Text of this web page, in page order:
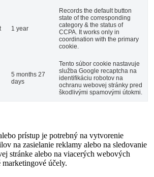
1 year
Records the default button
state of the corresponding
category & the status of
CCPA. It works only in
coordination with the primary
cookie.
5 months 27
days
Tento súbor cookie nastavuje
služba Google recaptcha na
identifikáciu robotov na
ochranu webovej stránky pred
škodlivými spamovými útokmi.
prístup je potrebný na vytvorenie
na zasielanie reklamy alebo na sledovanie
stránke alebo na viacerých webových
marketingové účely.